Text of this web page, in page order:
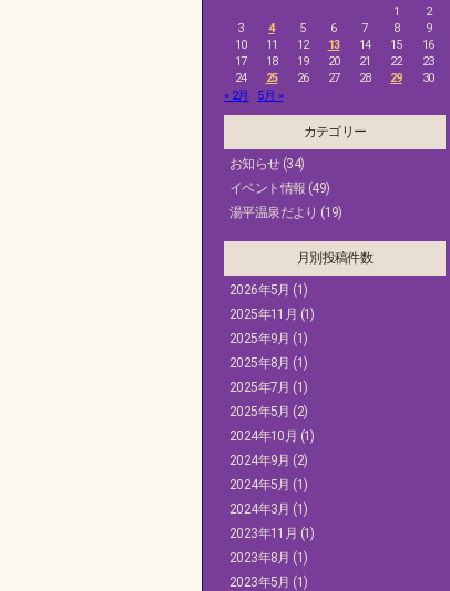
1
2
3
4 5 6 7 8
9
10
11 12 13 14 15
16
17
18 19 20 21 22
23
24
25 26 27 28 29
30
« 2月
5月 »
カテゴリー
お知らせ(34)
イベント情報 (49)
湯平温泉だより (19)
月別投稿件数
2026年5月 (1)
2025年11月 (1)
2025年9月 (1)
2025年8月 (1)
2025年7月 (1)
2025年5月 (2)
2024年10月 (1)
2024年9月 (2)
2024年5月 (1)
2024年3月 (1)
2023年11月 (1)
2023年8月 (1)
2023年5月 (1)